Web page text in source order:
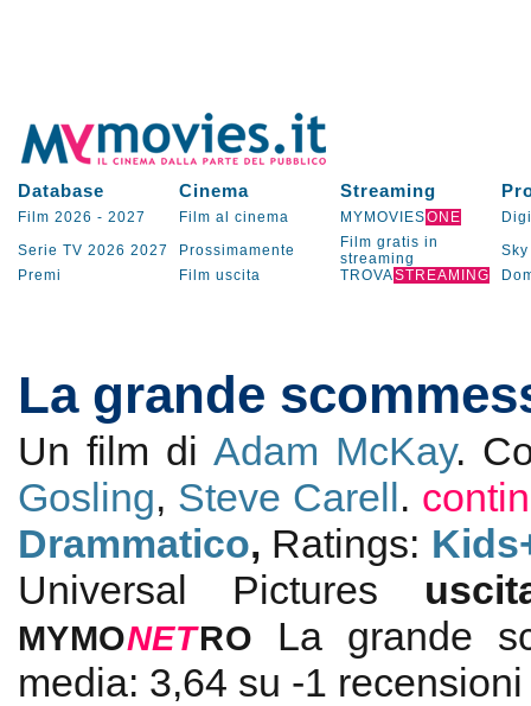
Database Cinema Streaming
Film 2026 - 2027 Film al cinema MYMOVIESONE
Serie TV 2026 2027 Prossimamente
Film gratis in
streaming
Sky
Premi
Film uscita TROVASTREAMING
La grande
Un film di Adam McKay.
Gosling, Steve Carell.
Drammatico, Ratings:
Universal Pictures
MYMONETRO
La grande
media: 3,64 su -1